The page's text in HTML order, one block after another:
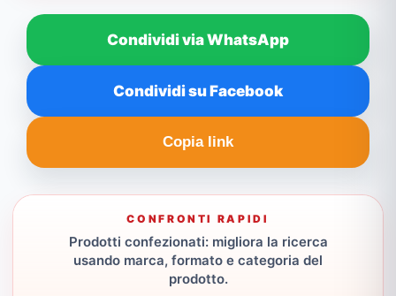
Condividi via WhatsApp
Condividi su Facebook
Copia link
CONFRONTI RAPIDI
Prodotti confezionati: migliora la ricerca
usando marca, formato e categoria del
prodotto.